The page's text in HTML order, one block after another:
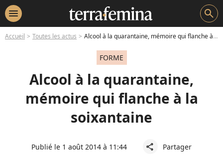
menu search
Accueil Toutes les actus Alcool à la quarantaine, mémoire qui flanche à la soixantaine
FORME
Alcool à la quarantaine,
mémoire qui flanche à la
soixantaine
Publié le 1 août 2014 à 11:44 share Partager